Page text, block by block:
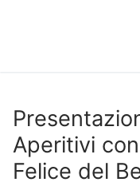
Aperitivi
Felice del